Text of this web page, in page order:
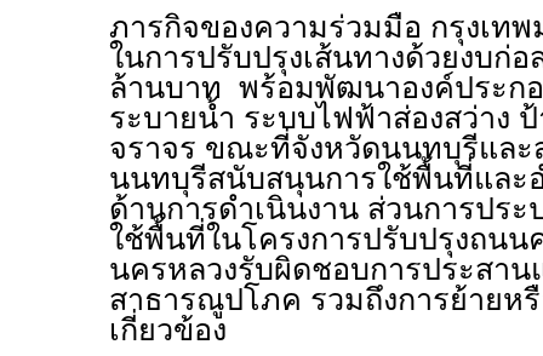
ภารกิจของความร่วมมือ กรุงเท
ในการปรับปรุงเส้นทางด้วยงบก่
ล้านบาท พร้อมพัฒนาองค์ประก
ระบายน้ำ ระบบไฟฟ้าส่องสว่าง
จราจร ขณะที่จังหวัดนนทบุรีแล
นนทบุรีสนับสนุนการใช้พื้นที่และ
ด้านการดำเนินงาน ส่วนการปร
ใช้พื้นที่ในโครงการปรับปรุงถนน
นครหลวงรับผิดชอบการประสาน
สาธารณูปโภค รวมถึงการย้ายห
เกี่ยวข้อง